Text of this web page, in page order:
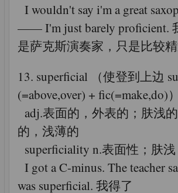
I wouldn't say i'm a great
—— I'm just barely proficient.
是萨克斯演奏家，只是比较精
13. superficial （使登到上边
(=above,over) + fic(=make,do)）
adj.表面的，外表的；肤浅
的，浅薄的
superficiality n.表面性；肤
I got a C-minus. The teacher
was superficial. 我得了